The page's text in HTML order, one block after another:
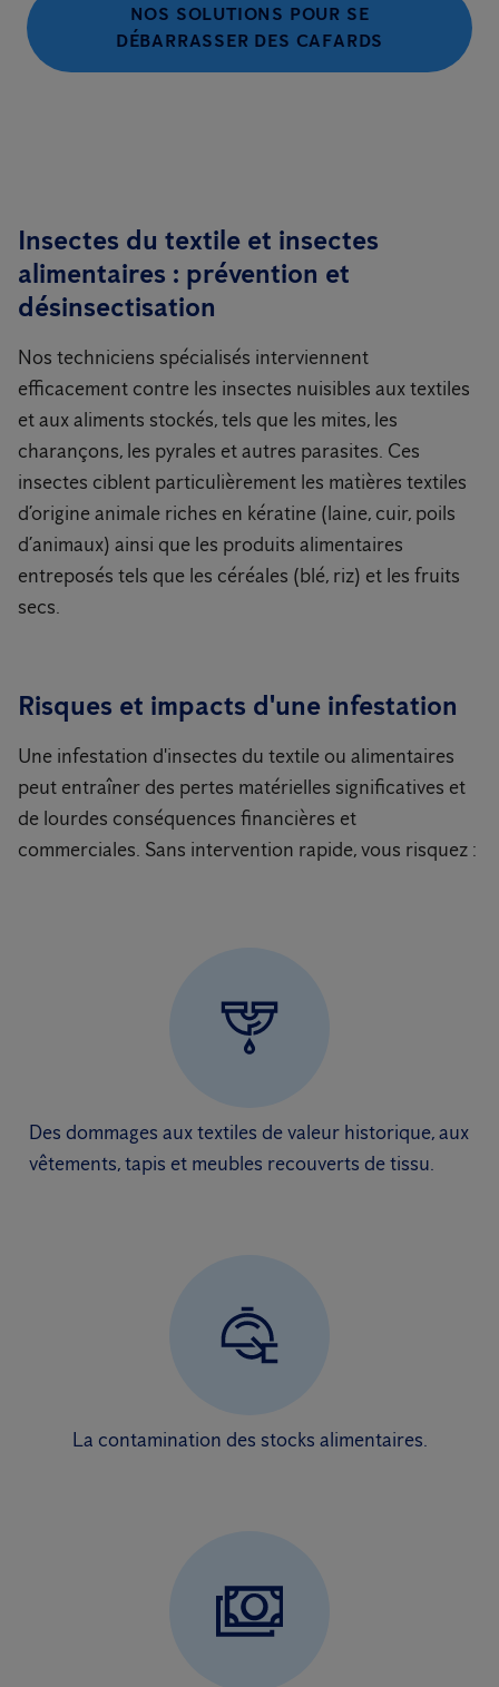
NOS SOLUTIONS POUR SE
DÉBARRASSER DES CAFARDS
Insectes du textile et insectes
alimentaires : prévention et
désinsectisation
Nos techniciens spécialisés interviennent
efficacement contre les insectes nuisibles aux textiles
et aux aliments stockés, tels que les mites, les
charançons, les pyrales et autres parasites. Ces
insectes ciblent particulièrement les matières textiles
d’origine animale riches en kératine (laine, cuir, poils
d’animaux) ainsi que les produits alimentaires
entreposés tels que les céréales (blé, riz) et les fruits
secs.
Risques et impacts d'une infestation
Une infestation d'insectes du textile ou alimentaires
peut entraîner des pertes matérielles significatives et
de lourdes conséquences financières et
commerciales. Sans intervention rapide, vous risquez :
Des dommages aux textiles de valeur historique, aux
vêtements, tapis et meubles recouverts de tissu.
La contamination des stocks alimentaires.